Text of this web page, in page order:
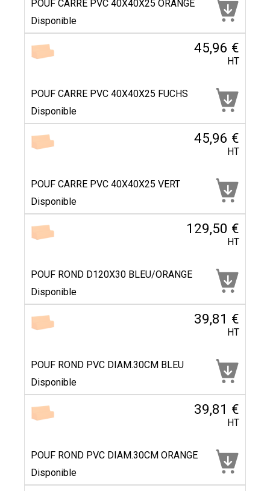
POUF CARRE PVC 40X40X25 ORANGE
Disponible
45,96 €
HT
POUF CARRE PVC 40X40X25 FUCHS
Disponible
45,96 €
HT
POUF CARRE PVC 40X40X25 VERT
Disponible
129,50 €
HT
POUF ROND D120X30 BLEU/ORANGE
Disponible
39,81 €
HT
POUF ROND PVC DIAM.30CM BLEU
Disponible
39,81 €
HT
POUF ROND PVC DIAM.30CM ORANGE
Disponible